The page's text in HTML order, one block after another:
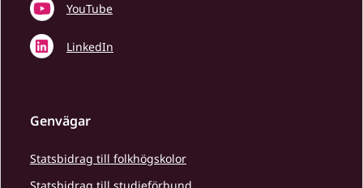
YouTube
LinkedIn
Genvägar
Statsbidrag till folkhögskolor